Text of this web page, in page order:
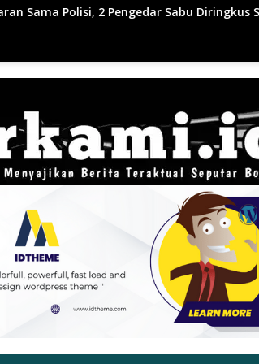
Diringkus Satresnarkoba Polres Inhu